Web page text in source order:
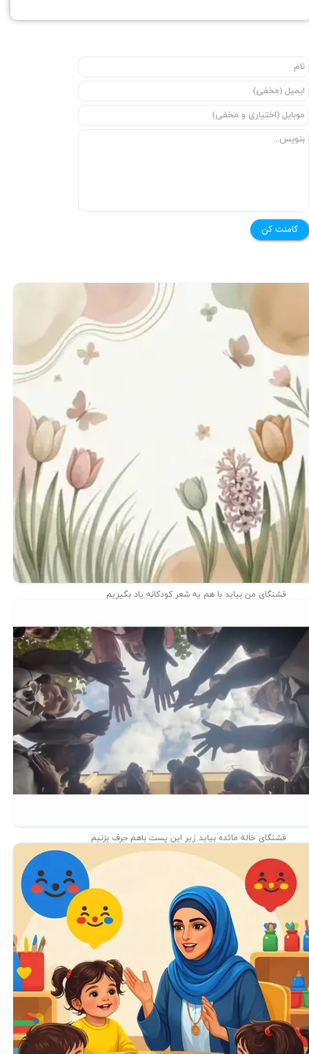
کامنت کن
قشنگای من بيايد با هم یه شعر کودکانه ياد بگیریم
قشنگای خاله مائده بیاید زیر این پست باهم حرف بزنیم